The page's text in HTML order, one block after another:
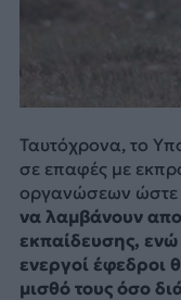
Ταυτόχρονα, το
σε επαφές με
οργανώσεων ώστε
να λαμβάνουν
εκπαίδευσης, ενώ
ενεργοί έφεδροι
μισθό τους όσο